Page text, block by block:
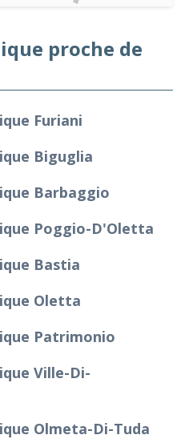
proche de
Furiani
Biguglia
Barbaggio
Poggio-D'Oletta
Bastia
Oletta
Patrimonio
Ville-Di-
Olmeta-Di-Tuda